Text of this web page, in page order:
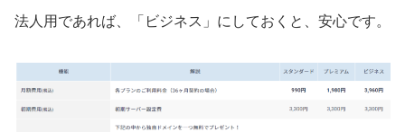
法人用であれば、「ビジネス」にしておくと、安心です。